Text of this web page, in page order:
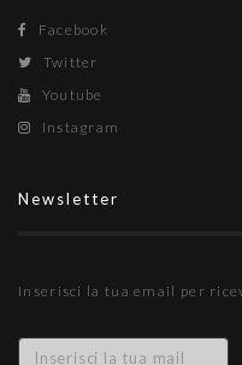
Facebook
Twitter
Youtube
Instagram
Newsletter
Inserisci la tua email per